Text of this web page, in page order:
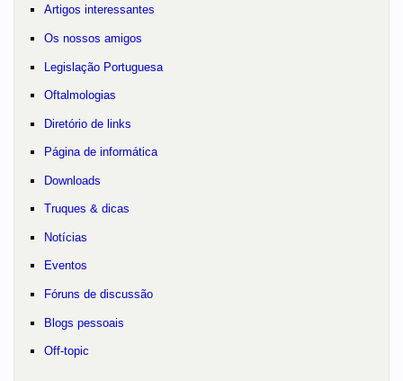
Artigos interessantes
Os nossos amigos
Legislação Portuguesa
Oftalmologias
Diretório de links
Página de informática
Downloads
Truques & dicas
Notícias
Eventos
Fóruns de discussão
Blogs pessoais
Off-topic